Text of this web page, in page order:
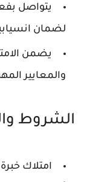
يتواصل
لضمان
يضمن
والمعايير
الشروط
امتلاك